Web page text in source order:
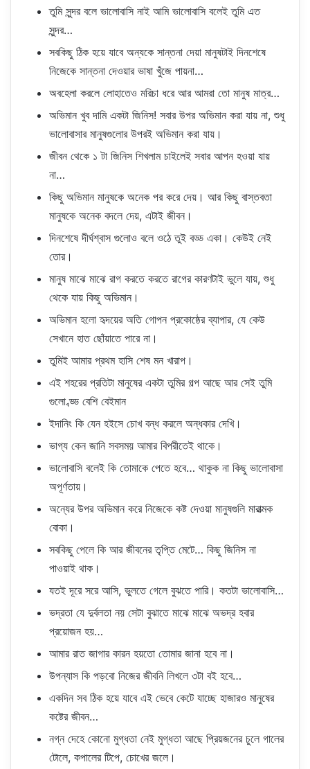
তুমি সুন্দর বলে ভালোবাসি নাই আমি ভালোবাসি বলেই তুমি এত
সুন্দর…
সবকিছু ঠিক হয়ে যাবে অন্যকে সান্তনা দেয়া মানুষটাই দিনশেষে
নিজেকে সান্তনা দেওয়ার ভাষা খুঁজে পায়না…
অবহেলা করলে লোহাতেও মরিচা ধরে আর আমরা তো মানুষ মাত্র…
অভিমান খুব দামি একটা জিনিস! সবার উপর অভিমান করা যায় না, শুধু
ভালোবাসার মানুষগুলোর উপরই অভিমান করা যায়।
জীবন থেকে ১ টা জিনিস শিখলাম চাইলেই সবার আপন হওয়া যায়
না…
কিছু অভিমান মানুষকে অনেক পর করে দেয়। আর কিছু বাস্তবতা
মানুষকে অনেক বদলে দেয়, এটাই জীবন।
দিনশেষে দীর্ঘশ্বাস গুলোও বলে ওঠে তুই বড্ড একা। কেউই নেই
তোর।
মানুষ মাঝে মাঝে রাগ করতে করতে রাগের কারণটাই ভুলে যায়, শুধু
থেকে যায় কিছু অভিমান।
অভিমান হলো হৃদয়ের অতি গোপন প্রকোষ্ঠের ব্যাপার, যে কেউ
সেখানে হাত ছোঁয়াতে পারে না।
তুমিই আমার প্রথম হাসি শেষ মন খারাপ।
এই শহরের প্রতিটা মানুষের একটা তুমির গল্প আছে আর সেই তুমি
গুলো ব্ড্ড বেশি বেইমান
ইদানিং কি যেন হইসে চোখ বন্ধ করলে অন্ধকার দেখি।
ভাগ্য কেন জানি সবসময় আমার বিপরীতেই থাকে।
ভালোবাসি বলেই কি তোমাকে পেতে হবে… থাকুক না কিছু ভালোবাসা
অপূর্ণতায়।
অন্যের উপর অভিমান করে নিজেকে কষ্ট দেওয়া মানুষগুলি মারাত্মক
বোকা।
সবকিছু পেলে কি আর জীবনের তৃপ্তি মেটে… কিছু জিনিস না
পাওয়াই থাক।
যতই দূরে সরে আসি, ভুলতে গেলে বুঝতে পারি। কতটা ভালোবাসি…
ভদ্রতা যে দুর্বলতা নয় সেটা বুঝাতে মাঝে মাঝে অভদ্র হবার
প্রয়োজন হয়…
আমার রাত জাগার কারন হয়তো তোমার জানা হবে না।
উপন্যাস কি পড়বো নিজের জীবনি লিখলে ৩টা বই হবে…
একদিন সব ঠিক হয়ে যাবে এই ভেবে কেটে যাচ্ছে হাজারও মানুষের
কষ্টের জীবন…
নগ্ন দেহে কোনো মুগ্ধতা নেই মুগ্ধতা আছে প্রিয়জনের চুলে গালের
টোলে, কপালের টিপে, চোখের জলে।